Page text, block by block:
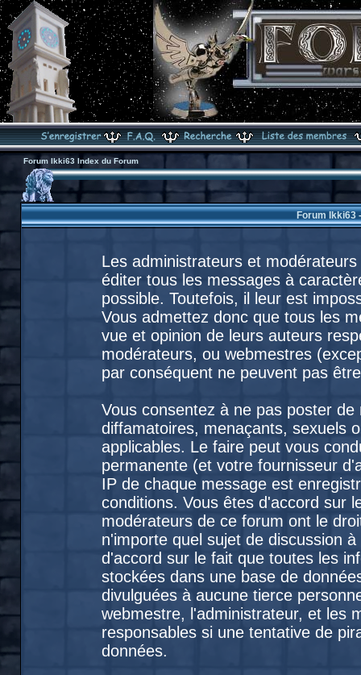
Forum Ikki63 Index du Forum
Forum Ikki63
Les administrateurs et
éditer tous les messages à
possible. Toutefois, il leur est
Vous admettez donc que tous les
vue et opinion de leurs auteurs
modérateurs, ou webmestres
par conséquent ne peuvent pas
Vous consentez à ne pas poster
diffamatoires, menaçants, sexuels
applicables. Le faire peut vous
permanente (et votre fournisseur
IP de chaque message est
conditions. Vous êtes d'accord sur
modérateurs de ce forum ont le
n'importe quel sujet de discussion
d'accord sur le fait que toutes les
stockées dans une base de
divulguées à aucune tierce
webmestre, l'administrateur, et les
responsables si une tentative de
données.